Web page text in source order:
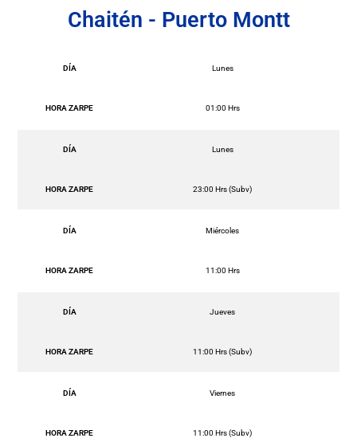
Chaitén - Puerto Montt
DÍA Lunes
HORA ZARPE 01:00 Hrs
DÍA Lunes
HORA ZARPE 23:00 Hrs (Subv)
DÍA Miércoles
HORA ZARPE 11:00 Hrs
DÍA Jueves
HORA ZARPE 11:00 Hrs (Subv)
DÍA Viernes
HORA ZARPE 11:00 Hrs (Subv)